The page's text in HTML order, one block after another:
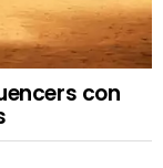
con